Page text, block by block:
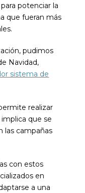
potenciar la
que fueran más
pudimos
Navidad,
sistema de
realizar
que se
las campañas
con estos
en
a una